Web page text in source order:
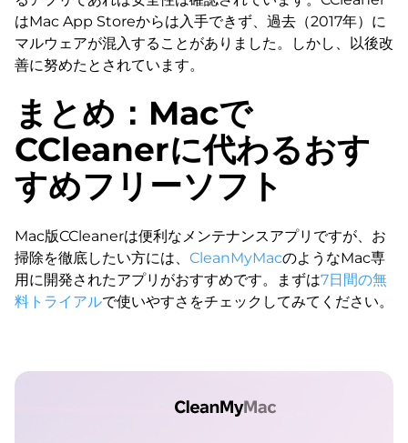
はMac App Storeからは入手できず、過去（2017年）に
マルウェアが混入することがありました。しかし、以後改
善に努めたとされています。
まとめ：Macで
CCleanerに代わるおす
すめフリーソフト
Mac版CCleanerは便利なメンテナンスアプリですが、お
掃除を徹底したい方には、 CleanMyMacのようなMac専
用に開発されたアプリがおすすめです。まずは7日間の無
料トライアルで使いやすさをチェックしてみてください。